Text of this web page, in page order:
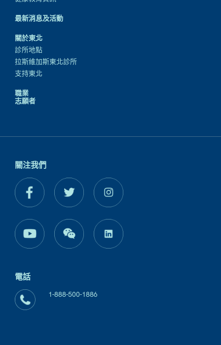
最新消息及活動
關於東北
診所地點
拉斯維加斯東北診所
支持東北
職業
志願者
關注我們
電話
1-888-500-1886